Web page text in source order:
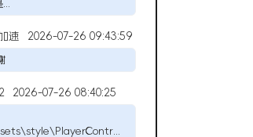
速 2026-07-26 09:43:59
2026-07-26 08:40:25